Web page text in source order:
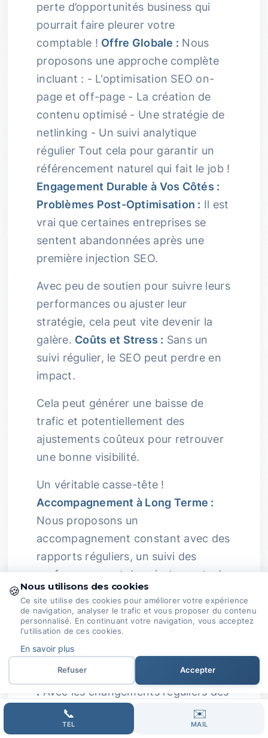
perte d’opportunités business qui
pourrait faire pleurer votre
comptable ! Offre Globale : Nous
proposons une approche complète
incluant : - L'optimisation SEO on-
page et off-page - La création de
contenu optimisé - Une stratégie de
netlinking - Un suivi analytique
régulier Tout cela pour garantir un
référencement naturel qui fait le job !
Engagement Durable à Vos Côtés :
Problèmes Post-Optimisation : Il est
vrai que certaines entreprises se
sentent abandonnées après une
première injection SEO.
Avec peu de soutien pour suivre leurs
performances ou ajuster leur
stratégie, cela peut vite devenir la
galère. Coûts et Stress : Sans un
suivi régulier, le SEO peut perdre en
impact.
Cela peut générer une baisse de
trafic et potentiellement des
ajustements coûteux pour retrouver
une bonne visibilité.
Un véritable casse-tête !
Accompagnement à Long Terme :
Nous proposons un
accompagnement constant avec des
rapports réguliers, un suivi des
performances et des ajustements de
stratégie pour garantir que vos
résultats restent en bonne santé.
Parce qu’être bien entouré, c’est
essentiel !Passion au Service de
Votre Réussite :
Complexité du SEO
: Avec les changements réguliers des
algorithmes des moteurs de
recherche et la nécessité de produire
📞
TEL
✉️
MAIL
🍪Nous utilisons des cookies
Ce site utilise des cookies pour améliorer votre expérience
de navigation, analyser le trafic et vous proposer du contenu
personnalisé. En continuant votre navigation, vous acceptez
l'utilisation de ces cookies.
En savoir plus
Refuser Accepter